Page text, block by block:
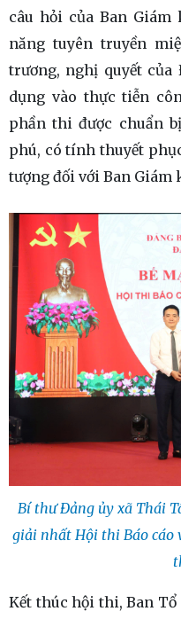
câu hỏi của Ban
năng tuyên truyền
trương, nghị quyết
dụng vào thực tiễn
phần thi được chuẩn
phú, có tính thuyết
tượng đối với Ban Giám
Bí thư Đảng ủy xã Thái
giải nhất Hội thi Báo cáo
Kết thúc hội thi, Ban